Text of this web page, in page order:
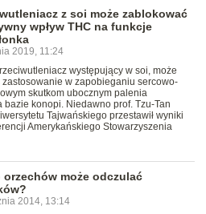
z soi może zablokować
wpływ THC na funkcje
2019, 11:24
występujący w soi, może
zastosowanie w zapobieganiu sercowo-
skutkom ubocznym palenia
konopi. Niedawno prof. Tzu-Tan
Tajwańskiego przestawił wyniki
Amerykańskiego Stowarzyszenia
orzechów może odczulać
2014, 13:14